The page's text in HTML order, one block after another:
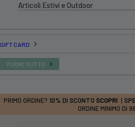
Articoli Estivi e Outdoor
GIFT CARD
FUORI TUTTO
PRIMO ORDINE? 10% DI SCONTO SCOPRI |
ORDINE MINIMO DI